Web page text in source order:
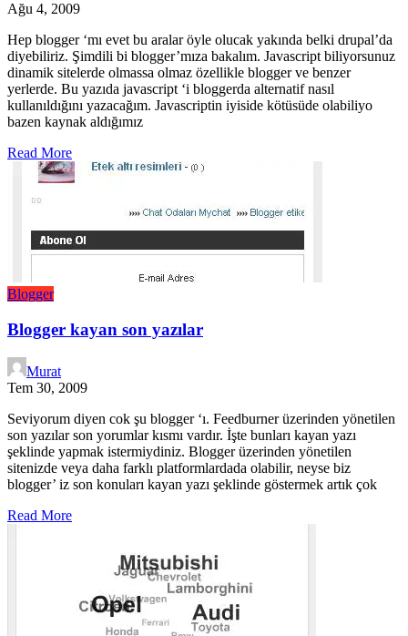
Ağu 4, 2009
Hep blogger ‘mı evet bu aralar öyle olucak yakında belki drupal’da
diyebiliriz. Şimdili bi blogger’mıza bakalım. Javascript biliyorsunuz
dinamik sitelerde olmassa olmaz özellikle blogger ve benzer
yerlerde. Bu yazıda javascript ‘i bloggerda alternatif nasıl
kullanıldığını yazacağım. Javascriptin iyiside kötüsüde olabiliyo
bazen kaynak aldığımız
Read More
Blogger
Blogger kayan son yazılar
Murat
Tem 30, 2009
Seviyorum diyen cok şu blogger ‘ı. Feedburner üzerinden yönetilen
son yazılar son yorumlar kısmı vardır. İşte bunları kayan yazı
şeklinde yapmak istermiydiniz. Blogger üzerinden yönetilen
sitenizde veya daha farklı platformlardada olabilir, neyse biz
blogger’ iz son konuları kayan yazı şeklinde göstermek artık çok
Read More